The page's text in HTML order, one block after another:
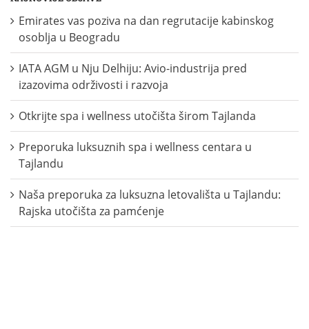
Emirates vas poziva na dan regrutacije kabinskog
osoblja u Beogradu
IATA AGM u Nju Delhiju: Avio-industrija pred
izazovima održivosti i razvoja
Otkrijte spa i wellness utočišta širom Tajlanda
Preporuka luksuznih spa i wellness centara u
Tajlandu
Naša preporuka za luksuzna letovališta u Tajlandu:
Rajska utočišta za pamćenje